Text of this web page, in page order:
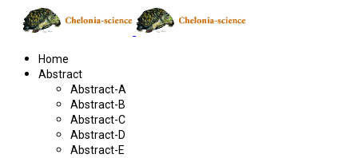
Home
Abstract
Abstract-A
Abstract-B
Abstract-C
Abstract-D
Abstract-E